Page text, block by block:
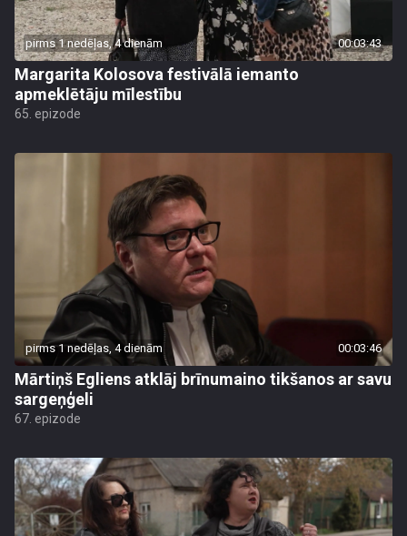
pirms 1 nedēļas, 4 dienām 00:03:43
Margarita Kolosova festivālā iemanto
apmeklētāju mīlestību
65. epizode
pirms 1 nedēļas, 4 dienām 00:03:46
Mārtiņš Egliens atklāj brīnumaino tikšanos ar savu
sargeņģeli
67. epizode